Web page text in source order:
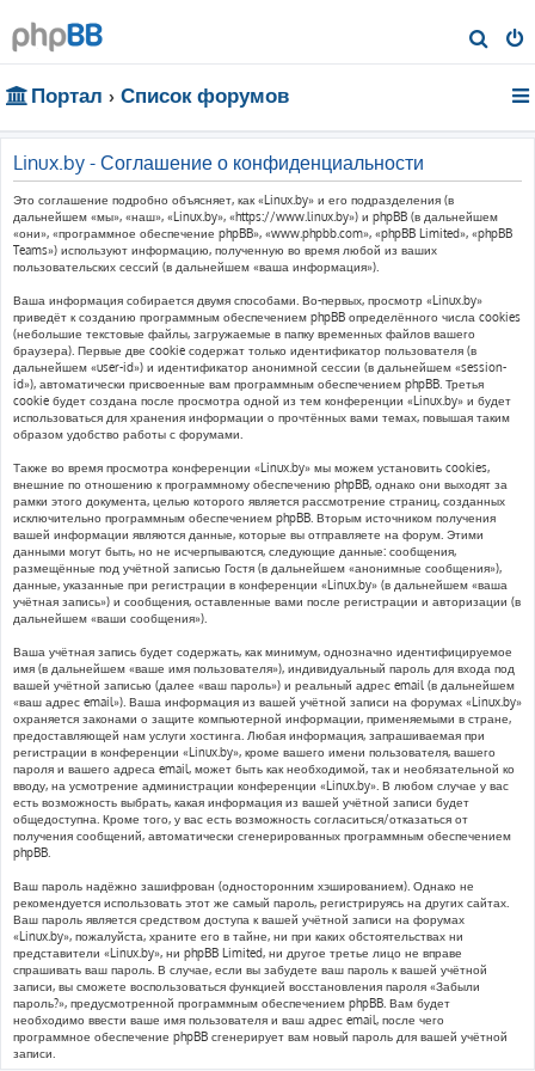
о
Портал Список форумов
Linux.by - Соглашение о конфиденциальности
Это соглашение подробно объясняет, как «Linux.by» и его подразделения (в
дальнейшем «мы», «наш», «Linux.by», «https://www.linux.by») и phpBB (в дальнейшем
«они», «программное обеспечение phpBB», «www.phpbb.com», «phpBB Limited», «phpBB
Teams») используют информацию, полученную во время любой из ваших
пользовательских сессий (в дальнейшем «ваша информация»).
Ваша информация собирается двумя способами. Во-первых, просмотр «Linux.by»
приведёт к созданию программным обеспечением phpBB определённого числа cookies
(небольшие текстовые файлы, загружаемые в папку временных файлов вашего
браузера). Первые две cookie содержат только идентификатор пользователя (в
дальнейшем «user-id») и идентификатор анонимной сессии (в дальнейшем «session-
id»), автоматически присвоенные вам программным обеспечением phpBB. Третья
cookie будет создана после просмотра одной из тем конференции «Linux.by» и будет
использоваться для хранения информации о прочтённых вами темах, повышая таким
образом удобство работы с форумами.
Также во время просмотра конференции «Linux.by» мы можем установить cookies,
внешние по отношению к программному обеспечению phpBB, однако они выходят за
рамки этого документа, целью которого является рассмотрение страниц, созданных
исключительно программным обеспечением phpBB. Вторым источником получения
вашей информации являются данные, которые вы отправляете на форум. Этими
данными могут быть, но не исчерпываются, следующие данные: сообщения,
размещённые под учётной записью Гостя (в дальнейшем «анонимные сообщения»),
данные, указанные при регистрации в конференции «Linux.by» (в дальнейшем «ваша
учётная запись») и сообщения, оставленные вами после регистрации и авторизации (в
дальнейшем «ваши сообщения»).
Ваша учётная запись будет содержать, как минимум, однозначно идентифицируемое
имя (в дальнейшем «ваше имя пользователя»), индивидуальный пароль для входа под
вашей учётной записью (далее «ваш пароль») и реальный адрес email (в дальнейшем
«ваш адрес email»). Ваша информация из вашей учётной записи на форумах «Linux.by»
охраняется законами о защите компьютерной информации, применяемыми в стране,
предоставляющей нам услуги хостинга. Любая информация, запрашиваемая при
регистрации в конференции «Linux.by», кроме вашего имени пользователя, вашего
пароля и вашего адреса email, может быть как необходимой, так и необязательной ко
вводу, на усмотрение администрации конференции «Linux.by». В любом случае у вас
есть возможность выбрать, какая информация из вашей учётной записи будет
общедоступна. Кроме того, у вас есть возможность согласиться/отказаться от
получения сообщений, автоматически сгенерированных программным обеспечением
phpBB.
Ваш пароль надёжно зашифрован (односторонним хэшированием). Однако не
рекомендуется использовать этот же самый пароль, регистрируясь на других сайтах.
Ваш пароль является средством доступа к вашей учётной записи на форумах
«Linux.by», пожалуйста, храните его в тайне, ни при каких обстоятельствах ни
представители «Linux.by», ни phpBB Limited, ни другое третье лицо не вправе
спрашивать ваш пароль. В случае, если вы забудете ваш пароль к вашей учётной
записи, вы сможете воспользоваться функцией восстановления пароля «Забыли
пароль?», предусмотренной программным обеспечением phpBB. Вам будет
необходимо ввести ваше имя пользователя и ваш адрес email, после чего
программное обеспечение phpBB сгенерирует вам новый пароль для вашей учётной
записи.